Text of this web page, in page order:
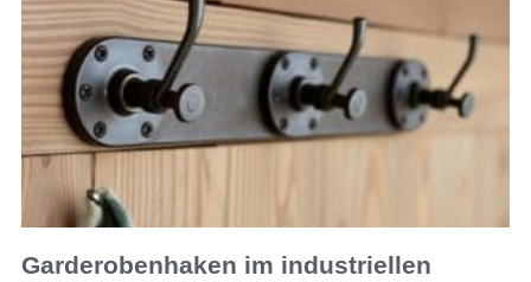
Garderobenhaken im industriellen